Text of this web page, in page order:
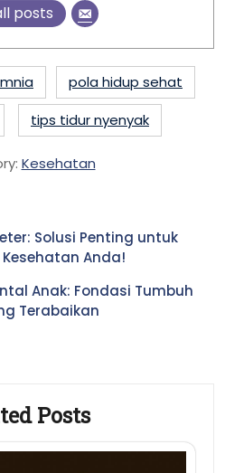
posts
pola hidup sehat
tips tidur nyenyak
Kesehatan
Solusi Penting untuk
Anda!
Anak: Fondasi Tumbuh
Terabaikan
Posts